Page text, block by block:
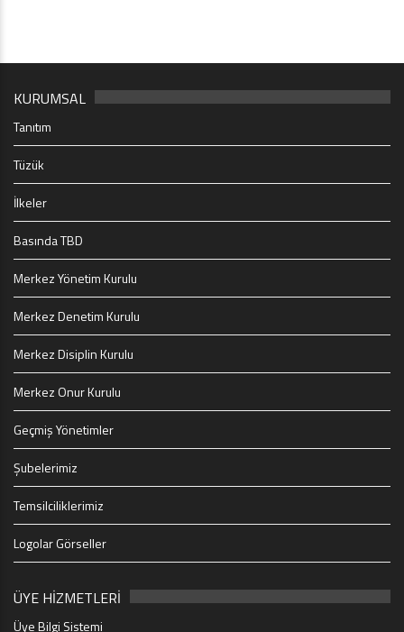
KURUMSAL
Tanıtım
Tüzük
İlkeler
Basında TBD
Merkez Yönetim Kurulu
Merkez Denetim Kurulu
Merkez Disiplin Kurulu
Merkez Onur Kurulu
Geçmiş Yönetimler
Şubelerimiz
Temsilciliklerimiz
Logolar Görseller
ÜYE HİZMETLERİ
Üye Bilgi Sistemi